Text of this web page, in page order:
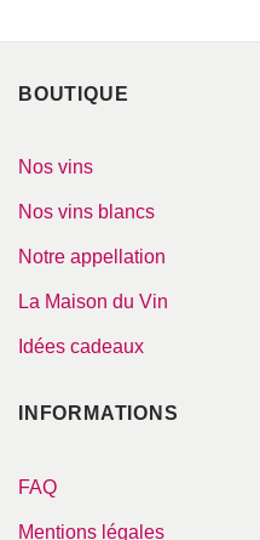
BOUTIQUE
Nos vins
Nos vins blancs
Notre appellation
La Maison du Vin
Idées cadeaux
INFORMATIONS
FAQ
Mentions légales